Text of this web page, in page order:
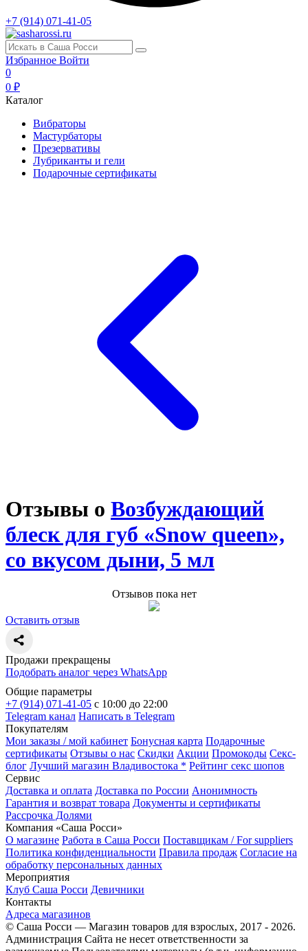
+7 (914) 071-41-05
Избранное Войти
0
0 ₽
Каталог
Вибраторы
Мастурбаторы
Презервативы
Лубриканты и гели
Подарочные сертификаты
Отзывы о Возбуждающий
блеск для губ «Snow queen»,
со вкусом дыни, 5 мл
Отзывов пока нет
Оставить отзыв
Продажи прекращены
Подобрать аналог через WhatsApp
Общие параметры
+7 (914) 071-41-05 c 10:00 до 22:00
Telegram канал Написать в Telegram
Покупателям
Мои заказы / мой кабинет Бонусная карта Подарочные
сертификаты Отзывы о нас Скидки Акции Промокоды Секс-
блог Лучший магазин Владивостока * Рейтинг секс шопов
Сервис
Доставка и оплата Доставка по России Анонимность
Гарантия и возврат товара Документы и сертификаты
Рассрочка Долями
Компания «Саша Росси»
О магазине Работа в Саша Росси Поставщикам / For suppliers
Политика конфиденциальности Правила продаж Согласие на
обработку персональных данных
Мероприятия
Клуб Саша Росси Девичники
Контакты
Адреса магазинов
© Саша Росси — Магазин товаров для взрослых, 2017 - 2026.
Администрация Сайта не несет ответственности за